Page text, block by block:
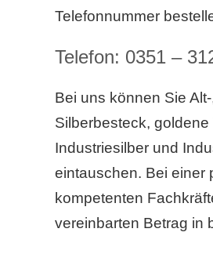
Telefonnummer
Telefon: 0351 –
Bei uns können Sie
Silberbesteck,
Industriesilber und
eintauschen. Bei einer
kompetenten
vereinbarten Betrag in